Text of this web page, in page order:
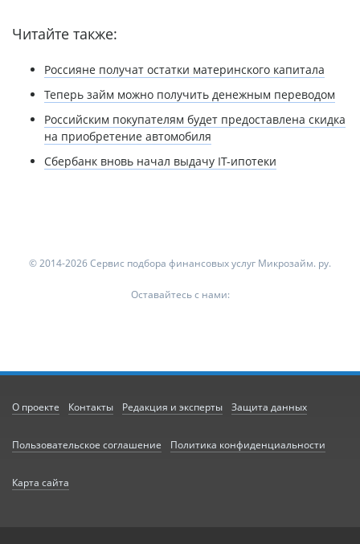
Читайте также:
Россияне получат остатки материнского капитала
Теперь займ можно получить денежным переводом
Российским покупателям будет предоставлена скидка
на приобретение автомобиля
Сбербанк вновь начал выдачу IT-ипотеки
© 2014-2026 Сервис подбора финансовых услуг Микрозайм. ру.
Оставайтесь с нами:
О проекте Контакты Редакция и эксперты Защита данных
Пользовательское соглашение Политика конфиденциальности
Карта сайта